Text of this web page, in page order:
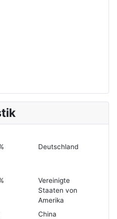
Deutschland
Vereinigte
Staaten von
Amerika
China